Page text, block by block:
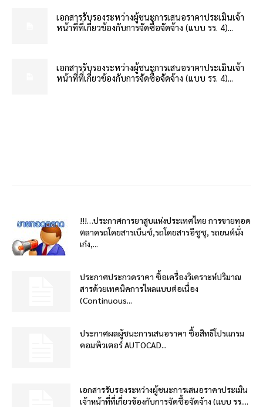
เอกสารรับรองระหว่างผู้ชนะการเสนอราคาประเมินเจ้า
หน้าที่ที่เกี่ยวข้องกับการจัดซื้อจัดจ้าง (แบบ รร. 4)...
เอกสารรับรองระหว่างผู้ชนะการเสนอราคาประเมินเจ้า
หน้าที่ที่เกี่ยวข้องกับการจัดซื้อจัดจ้าง (แบบ รร. 4)...
!!!…ประกาศการยาสูบแห่งประเทศไทย การขายทอด
ตลาดรถโดยสารเบ็นซ์,รถโดยสารอีซูซุ, รถยนต์นั่ง
เก๋ง,...
ประกาศประกวดราคา ซื้อเครื่องวิเคราะห์ปริมาณ
สารด้วยเทคนิคการไหลแบบต่อเนื่อง
(Continuous...
ประกาศผลผู้ชนะการเสนอราคา ซื้อสิทธิโปรแกรม
คอมพิวเตอร์ AUTOCAD...
เอกสารรับรองระหว่างผู้ชนะการเสนอราคาประเมิน
เจ้าหน้าที่ที่เกี่ยวข้องกับการจัดซื้อจัดจ้าง (แบบ รร....